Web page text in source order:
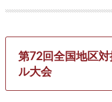
第72回全国地区
ル大会